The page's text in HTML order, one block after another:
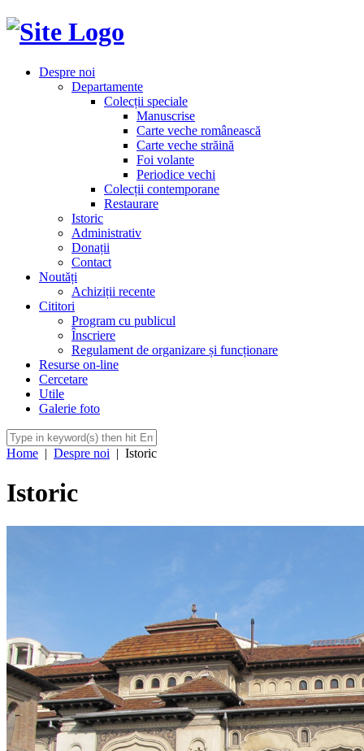
Despre noi
Departamente
Colecții speciale
Manuscrise
Carte veche românească
Carte veche străină
Foi volante
Periodice vechi
Colecții contemporane
Restaurare
Istoric
Administrativ
Donații
Contact
Noutăți
Achiziții recente
Cititori
Program cu publicul
Înscriere
Regulament de organizare și funcționare
Resurse on-line
Cercetare
Utile
Galerie foto
Home | Despre noi | Istoric
Istoric